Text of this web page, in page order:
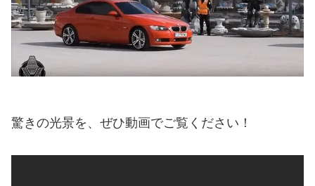
驚きの光景を、ぜひ動画でご覧ください！